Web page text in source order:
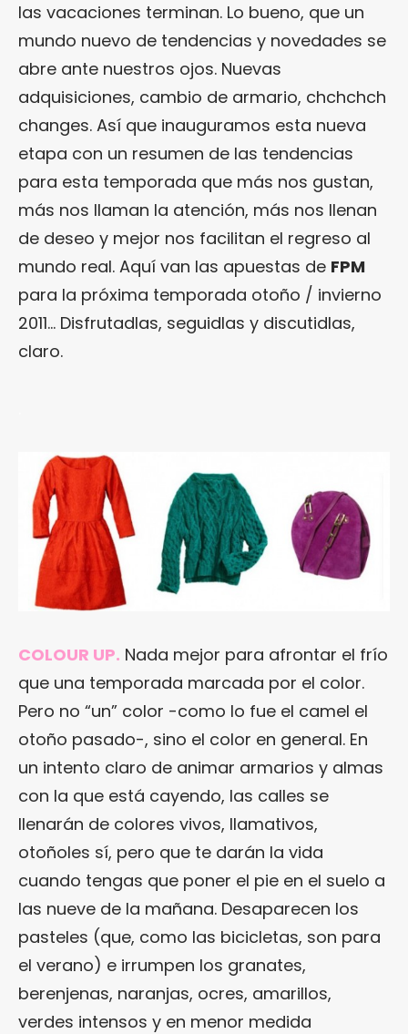
las vacaciones terminan. Lo bueno, que un
mundo nuevo de tendencias y novedades se
abre ante nuestros ojos. Nuevas
adquisiciones, cambio de armario, chchchch
changes. Así que inauguramos esta nueva
etapa con un resumen de las tendencias
para esta temporada que más nos gustan,
más nos llaman la atención, más nos llenan
de deseo y mejor nos facilitan el regreso al
mundo real. Aquí van las apuestas de FPM
para la próxima temporada otoño / invierno
2011… Disfrutadlas, seguidlas y discutidlas,
claro.
COLOUR UP. Nada mejor para afrontar el frío
que una temporada marcada por el color.
Pero no “un” color -como lo fue el camel el
otoño pasado-, sino el color en general. En
un intento claro de animar armarios y almas
con la que está cayendo, las calles se
llenarán de colores vivos, llamativos,
otoñoles sí, pero que te darán la vida
cuando tengas que poner el pie en el suelo a
las nueve de la mañana. Desaparecen los
pasteles (que, como las bicicletas, son para
el verano) e irrumpen los granates,
berenjenas, naranjas, ocres, amarillos,
verdes intensos y en menor medida